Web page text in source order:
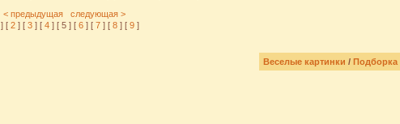
< предыдущая
следующая >
] [ 2 ] [ 3 ] [ 4 ] [ 5 ] [ 6 ] [ 7 ] [ 8 ] [ 9 ]
Веселые картинки / Подборка